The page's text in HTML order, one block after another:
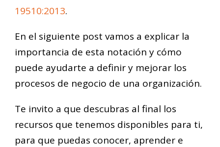
19510:2013.
En el siguiente post vamos a explicar la
importancia de esta notación y cómo
puede ayudarte a definir y mejorar los
procesos de negocio de una organización.
Te invito a que descubras al final los
recursos que tenemos disponibles para ti,
para que puedas conocer, aprender e